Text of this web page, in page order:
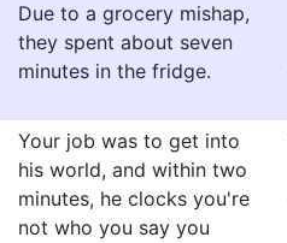
Due to a grocery mishap,
they spent about seven
minutes in the fridge.
Your job was to get into
his world, and within two
minutes, he clocks you're
not who you say you